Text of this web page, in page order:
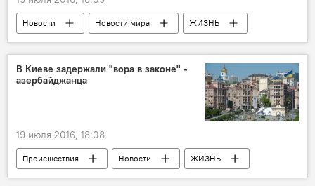
Новости Новости мира
ЖИЗНЬ
Турция
Попытка переворота в Турции
В Киеве задержали "вора в законе" -
азербайджанца
19 июля 2016, 18:08
Происшествия Новости
ЖИЗНЬ
Украина
Национальная полиция Украины